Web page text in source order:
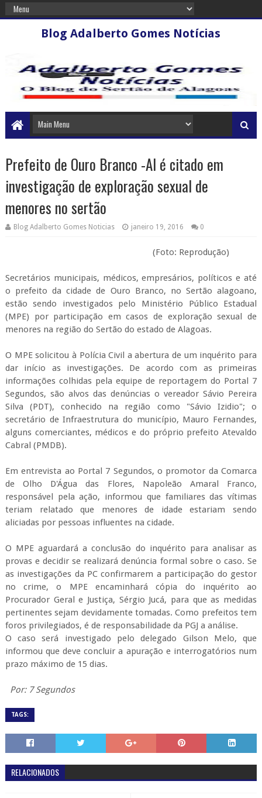
Blog Adalberto Gomes Notícias
Prefeito de Ouro Branco -Al é citado em
investigação de exploração sexual de
menores no sertão
Blog Adalberto Gomes Noticias janeiro 19, 2016 0
(Foto: Reprodução)
Secretários municipais, médicos, empresários, políticos e até
o prefeito da cidade de Ouro Branco, no Sertão alagoano,
estão sendo investigados pelo Ministério Público Estadual
(MPE) por participação em casos de exploração sexual de
menores na região do Sertão do estado de Alagoas.
O MPEsolicitou à Polícia Civil a abertura de um inquérito para
dar início as investigações. De acordo com as primeiras
informações colhidas pela equipe de reportagem do Portal 7
Segundos, são alvos das denúncias o vereador Sávio Pereira
Silva (PDT), conhecido na região como "Sávio Izidio"; o
secretário de Infraestrutura do município, Mauro Fernandes,
alguns comerciantes, médicos e do próprio prefeitoAtevaldo
Cabral (PMDB).
Em entrevista ao Portal 7 Segundos, o promotor da Comarca
de Olho D'Água das Flores, Napoleão Amaral Franco,
responsável pela ação, informou que familiares das vítimas
teriam relatado que menores de idade estariam sendo
aliciadas por pessoas influentes na cidade.
O MPE aguardará a conclusão do inquérito para analisar as
provas e decidir se realizará denúncia formal sobre o caso. Se
as investigações da PC confirmarem a participação do gestor
no crime, o MPEencaminhará cópia do inquérito ao
Procurador Geral e Justiça, Sérgio Jucá, para que as medidas
pertinentes sejam devidamente tomadas. Como prefeitos tem
foros privilegiados, é de responsabilidade da PGJ a análise.
O caso será investigado pelo delegado Gilson Melo, que
informou que deve concluir a apuração e interrogatórios num
prazo máximo de 15 dias.
Por: 7 Segundos
TAGS:
RELACIONADOS